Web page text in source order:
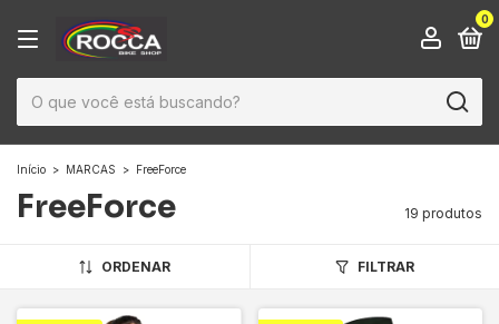
0
Início > MARCAS > FreeForce
FreeForce 19 produtos
ORDENAR FILTRAR